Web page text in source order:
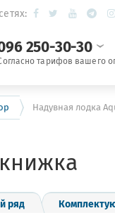
250-30-30
тарифов вашего
Надувная лодка
ряд